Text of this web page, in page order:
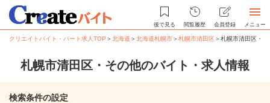
後で見る 閲覧履歴 会員登録 メニュー
クリエイトバイト・パート求人TOP ＞北海道 ＞北海道札幌市＞札幌市清田区＞札幌市清田区・
札幌市清田区・その他のバイト・求人情報
検索条件の設定